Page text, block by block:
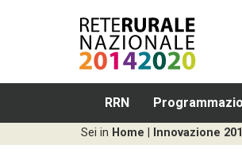
RRN
Sei in Home Innovazione